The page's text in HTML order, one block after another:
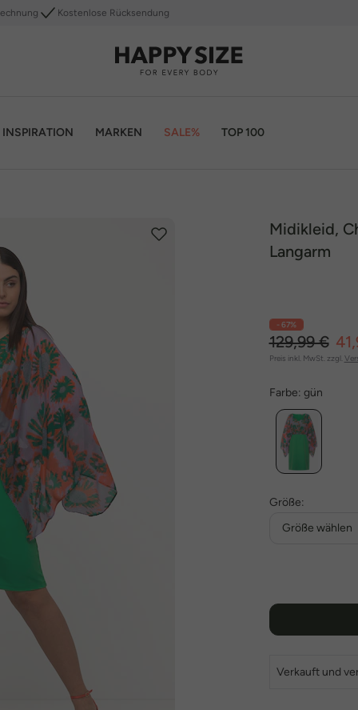
Kostenlose Rücksendung
INSPIRATION MARKEN SALE% TOP 100
Midikleid,
Langarm
- 67%
129,99 €
Preis inkl. MwSt. zzgl.
Farbe: gün
Größe:
Größe wählen
Verkauft und